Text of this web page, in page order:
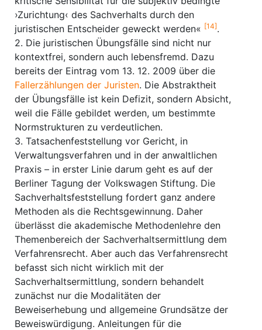
›Zurichtung‹ des Sachverhalts durch den
juristischen Entscheider geweckt werden« [14].
2. Die juristischen Übungsfälle sind nicht nur
kontextfrei, sondern auch lebensfremd. Dazu
bereits der Eintrag vom 13. 12. 2009 über die
Fallerzählungen der Juristen. Die Abstraktheit
der Übungsfälle ist kein Defizit, sondern Absicht,
weil die Fälle gebildet werden, um bestimmte
Normstrukturen zu verdeutlichen.
3. Tatsachenfeststellung vor Gericht, in
Verwaltungsverfahren und in der anwaltlichen
Praxis – in erster Linie darum geht es auf der
Berliner Tagung der Volkswagen Stiftung. Die
Sachverhaltsfeststellung fordert ganz andere
Methoden als die Rechtsgewinnung. Daher
überlässt die akademische Methodenlehre den
Themenbereich der Sachverhaltsermittlung dem
Verfahrensrecht. Aber auch das Verfahrensrecht
befasst sich nicht wirklich mit der
Sachverhaltsermittlung, sondern behandelt
zunächst nur die Modalitäten der
Beweiserhebung und allgemeine Grundsätze der
Beweiswürdigung. Anleitungen für die